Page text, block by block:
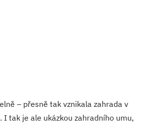
– přesně tak vznikala zahrada v
I tak je ale ukázkou zahradního umu,